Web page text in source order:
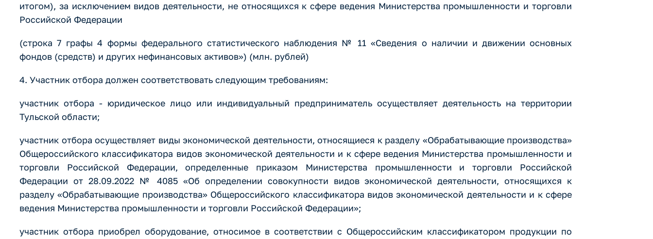
итогом), за исключением видов деятельности, не относящихся к сфере ведения Министерства промышленности и торговли
Российской Федерации
(строка 7 графы 4 формы федерального статистического наблюдения № 11 «Сведения о наличии и движении основных
фондов (средств) и других нефинансовых активов») (млн. рублей)
4. Участник отбора должен соответствовать следующим требованиям:
участник отбора - юридическое лицо или индивидуальный предприниматель осуществляет деятельность на территории
Тульской области;
участник отбора осуществляет виды экономической деятельности, относящиеся к разделу «Обрабатывающие производства»
Общероссийского классификатора видов экономической деятельности и к сфере ведения Министерства промышленности и
торговли Российской Федерации, определенные приказом Министерства промышленности и торговли Российской
Федерации от 28.09.2022 № 4085 «Об определении совокупности видов экономической деятельности, относящихся к
разделу «Обрабатывающие производства» Общероссийского классификатора видов экономической деятельности и к сфере
ведения Министерства промышленности и торговли Российской Федерации»;
участник отбора приобрел оборудование, относимое в соответствии с Общероссийским классификатором продукции по